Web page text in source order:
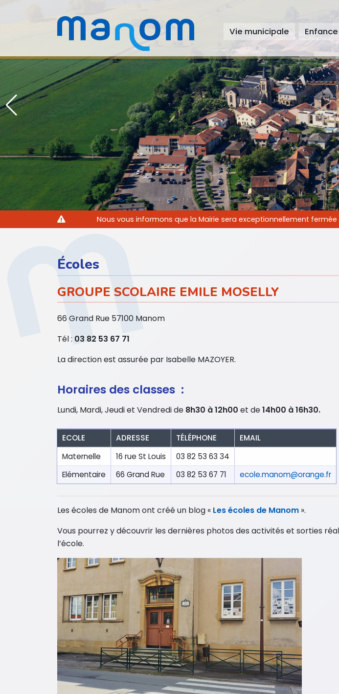
Vie municipale
Nous vous informons que la Mairie sera exceptionnellement fermée les après-
Écoles
GROUPE SCOLAIRE EMILE MOSELLY
66 Grand Rue 57100 Manom
Tél : 03 82 53 67 71
La direction est assurée par Isabelle MAZOYER.
Horaires des classes :
Lundi, Mardi, Jeudi et Vendredi de 8h30 à 12h00 et de14h00 à 16h30.
ECOLE ADRESSE TÉLÉPHONE
EMAIL
Maternelle
16 rue St Louis
03 82 53 63 34
Elémentaire
66 Grand Rue 03 82 53 67 71 ecole.manom@orange.fr
Les écoles de Manom ont créé un blog « Les écoles de Manom ».
Vous pourrez y découvrir les dernières photos des activités et sorties
l’école.